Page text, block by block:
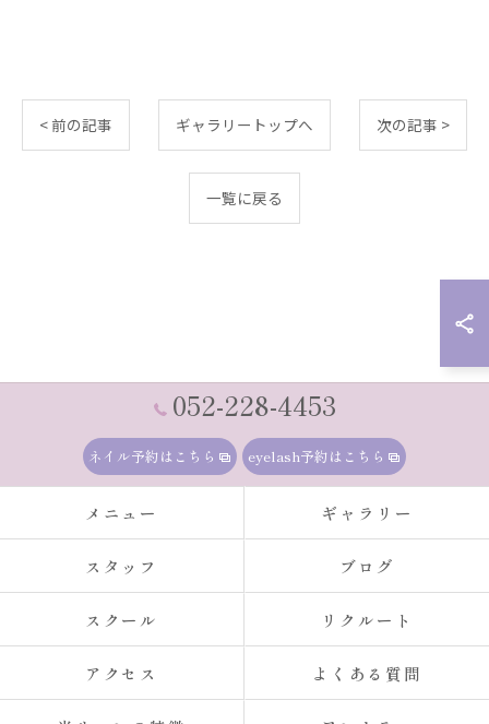
< 前の記事 ギャラリートップへ 次の記事 >
一覧に戻る
052-228-4453
ネイル予約はこちら eyelash予約はこちら
メニュー ギャラリー
スタッフ ブログ
スクール リクルート
アクセス よくある質問